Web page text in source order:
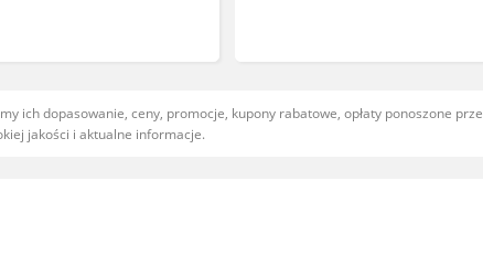
ich dopasowanie, ceny, promocje, kupony rabatowe, opłaty ponoszone
jakości i aktualne informacje.